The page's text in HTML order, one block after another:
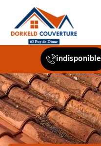
indisponible